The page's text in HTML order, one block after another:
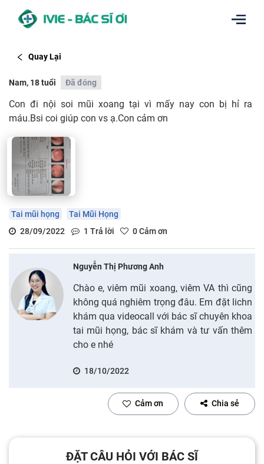
Quay Lại
Nam, 18 tuổi Đã đóng
Con đi nội soi mũi xoang tại vì mấy nay con bị hỉ ra
máu.Bsi coi giúp con vs ạ.Con cảm ơn
Tai mũi họng
Tai Mũi Họng
28/09/2022
1 Trả lời 0Cảm ơn
Nguyễn Thị Phương Anh
Chào e, viêm mũi xoang, viêm VA thì cũng
không quá nghiêm trọng đâu. Em đặt lichn
khám qua videocall với bác sĩ chuyên khoa
tai mũi họng, bác sĩ khám và tư vấn thêm
cho e nhé
18/10/2022
Cảm ơn Chia sẻ
ĐẶT CÂU HỎI VỚI BÁC SĨ